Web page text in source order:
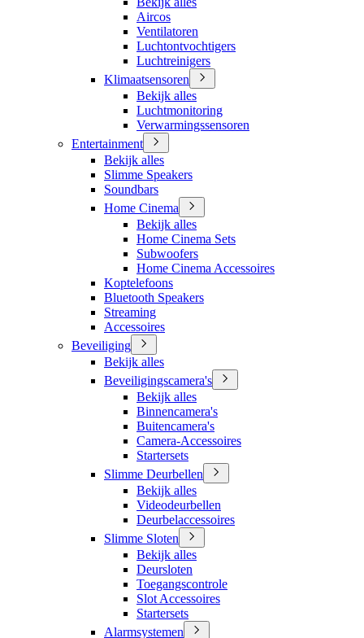
Aircos
Ventilatoren
Luchtontvochtigers
Luchtreinigers
Klimaatsensoren
Bekijk alles
Luchtmonitoring
Verwarmingssensoren
Entertainment
Bekijk alles
Slimme Speakers
Soundbars
Home Cinema
Bekijk alles
Home Cinema Sets
Subwoofers
Home Cinema Accessoires
Koptelefoons
Bluetooth Speakers
Streaming
Accessoires
Beveiliging
Bekijk alles
Beveiligingscamera's
Bekijk alles
Binnencamera's
Buitencamera's
Camera-Accessoires
Startersets
Slimme Deurbellen
Bekijk alles
Videodeurbellen
Deurbelaccessoires
Slimme Sloten
Bekijk alles
Deursloten
Toegangscontrole
Slot Accessoires
Startersets
Alarmsystemen